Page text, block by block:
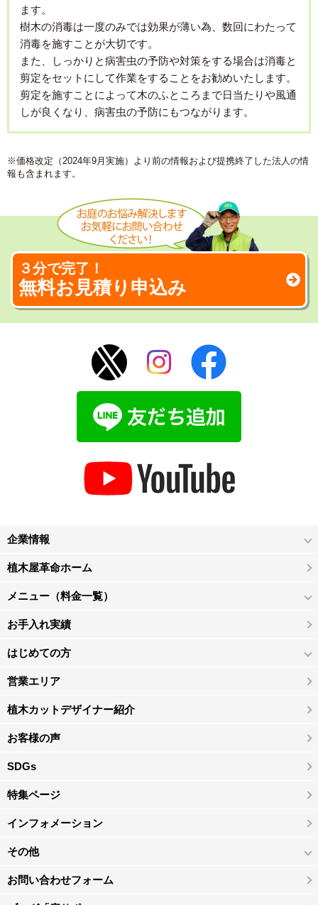
ます。
樹木の消毒は一度のみでは効果が薄い為、数回にわたって
消毒を施すことが大切です。
また、しっかりと病害虫の予防や対策をする場合は消毒と
剪定をセットにして作業をすることをお勧めいたします。
剪定を施すことによって木のふところまで日当たりや風通
しが良くなり、病害虫の予防にもつながります。
※価格改定（2024年9月実施）より前の情報および提携終了した法人の情
報も含まれます。
３分で完了！
無料お見積り申込み
企業情報
植木屋革命ホーム
メニュー（料金一覧）
お手入れ実績
はじめての方
営業エリア
植木カットデザイナー紹介
お客様の声
SDGs
特集ページ
インフォメーション
その他
お問い合わせフォーム